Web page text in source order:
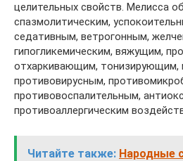
целительных свойств. Мелисса
спазмолитическим,
седативным, ветрогонным,
гипогликемическим, вяжущим,
отхаркивающим, тонизирующим,
противовирусным,
противовоспалительным,
противоаллергическим
Читайте также: Народные